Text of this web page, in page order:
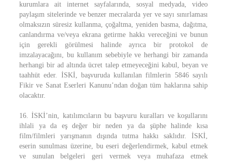
kurumlara ait internet sayfalarında, sosyal medyada, video
paylaşım sitelerinde ve benzer mecralarda yer ve sayı sınırlaması
olmaksızın süresiz kullanma, çoğaltma, yeniden basma, dağıtma,
canlandırma ve/veya ekrana getirme hakkı vereceğini ve bunun
için gerekli görülmesi halinde ayrıca bir protokol de
imzalayacağını, bu kullanım sebebiyle ve herhangi bir zamanda
herhangi bir ad altında ücret talep etmeyeceğini kabul, beyan ve
taahhüt eder. İSKİ, başvuruda kullanılan filmlerin 5846 sayılı
Fikir ve Sanat Eserleri Kanunu’ndan doğan tüm haklarına sahip
olacaktır.
16. İSKİ’nin, katılımcıların bu başvuru kuralları ve koşullarını
ihlali ya da eş değer bir neden ya da şüphe halinde kısa
film/filmleri yarışmanın dışında tutma hakkı saklıdır. İSKİ,
eserin sunulması üzerine, bu eseri değerlendirmek, kabul etmek
ve sunulan belgeleri geri vermek veya muhafaza etmek